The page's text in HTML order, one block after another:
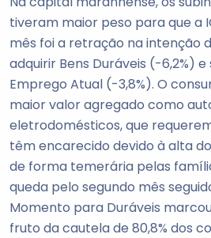
tiveram maior peso para que a
mês foi a retração na intenção
adquirir Bens Duráveis (-6,2%)
Emprego Atual (-3,8%). O
maior valor agregado como
eletrodomésticos, que
têm encarecido devido à alta
de forma temerária pelas
queda pelo segundo mês
Momento para Duráveis
fruto da cautela de 80,8% dos